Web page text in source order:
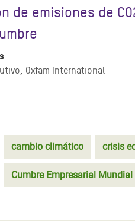
de emisiones de
Oxfam International
cambio climático crisis
Cumbre Empresarial Mundial